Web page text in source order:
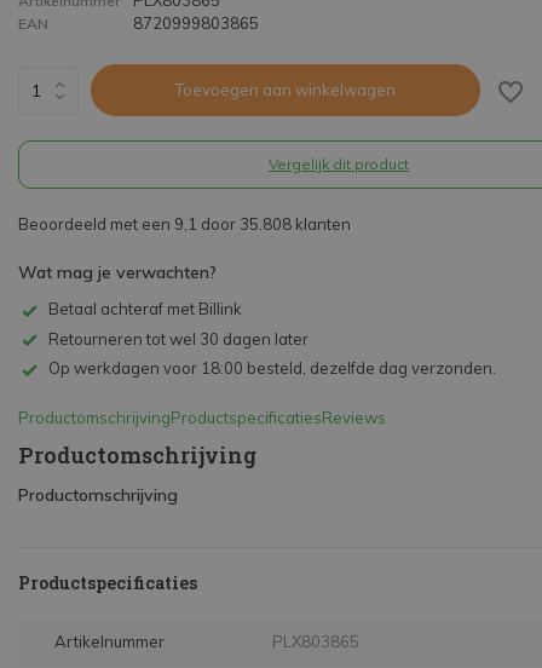
EAN 8720999803865
Toevoegen aan winkelwagen
Vergelijk dit product
Beoordeeld met een 9,1 door 35.808 klanten
Wat mag je verwachten?
Betaal achteraf met Billink
Retourneren tot wel 30 dagen later
Op werkdagen voor 18:00 besteld, dezelfde dag verzonden.
ProductomschrijvingProductspecificatiesReviews
Productomschrijving
Productomschrijving
Productspecificaties
Artikelnummer PLX803865